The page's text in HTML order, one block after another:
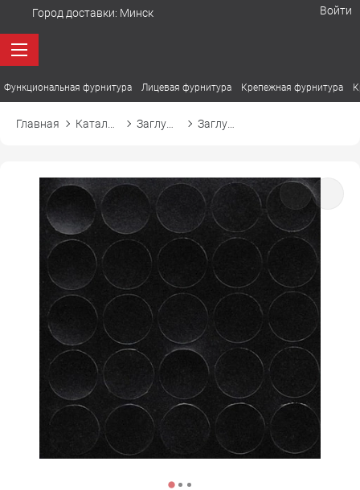
Город доставки: Минск Войти
Функциональная фурнитура Лицевая фурнитура Крепежная фурнитура
Главная